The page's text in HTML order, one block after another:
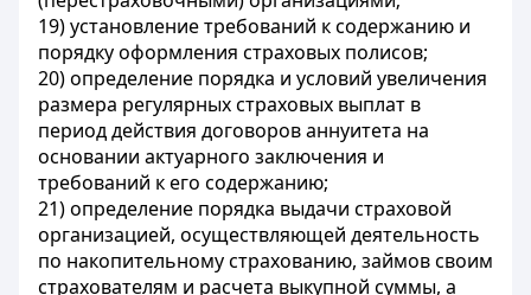
19) установление требований к содержанию и
порядку оформления страховых полисов;
20) определение порядка и условий увеличения
размера регулярных страховых выплат в
период действия договоров аннуитета на
основании актуарного заключения и
требований к его содержанию;
21) определение порядка выдачи страховой
организацией, осуществляющей деятельность
по накопительному страхованию, займов своим
страхователям и расчета выкупной суммы, а